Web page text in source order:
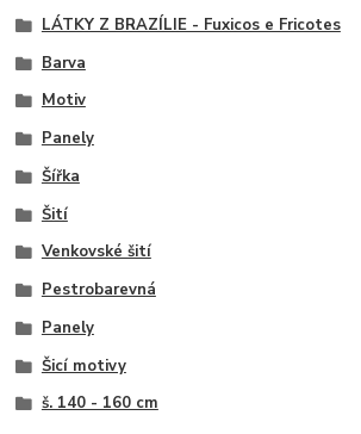
LÁTKY Z BRAZÍLIE - Fuxicos e Fricotes
Barva
Motiv
Panely
Šířka
Šití
Venkovské šití
Pestrobarevná
Panely
Šicí motivy
š. 140 - 160 cm